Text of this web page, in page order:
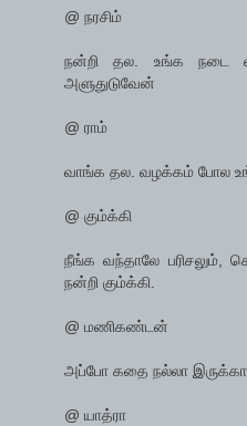
@ நரசிம்
நன்றி தல. உங்க நடை
அளுதுடுவேன்
@ ராம்
வாங்க தல. வழக்கம் போல
@ கும்க்கி
நீங்க வந்தாலே பரிசலும்,
நன்றி கும்க்கி.
@ மணிகண்டன்
அப்போ கதை நல்லா இருக்கா
@ யாத்ரா